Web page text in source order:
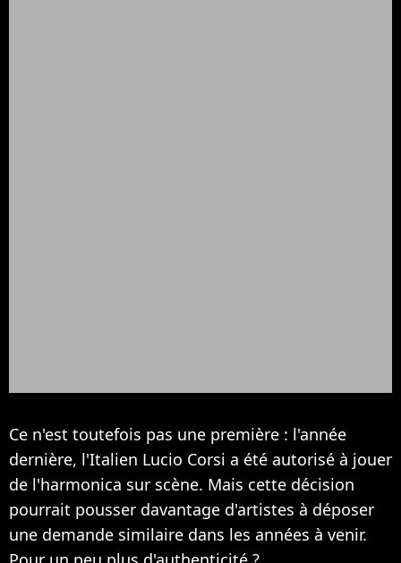
Ce n'est toutefois pas une première : l'année
dernière, l'Italien Lucio Corsi a été autorisé à jouer
de l'harmonica sur scène. Mais cette décision
pourrait pousser davantage d'artistes à déposer
une demande similaire dans les années à venir.